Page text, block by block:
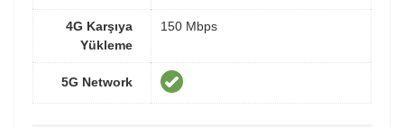
4G Karşıya
Yükleme
150 Mbps
5G Network